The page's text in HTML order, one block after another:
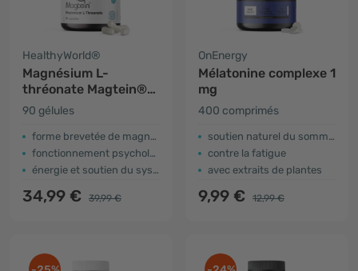
HealthyWorld®
Magnésium L-
thréonate Magtein®
2000 mg
90 gélules
forme brevetée de magnésium
fonctionnement psychologique normal
énergie et soutien du système nerveux
34,99 € 39,99 €
OnEnergy
Mélatonine complexe 1
mg
400 comprimés
soutien naturel du sommeil
contre la fatigue
avec extraits de plantes
9,99 € 12,99 €